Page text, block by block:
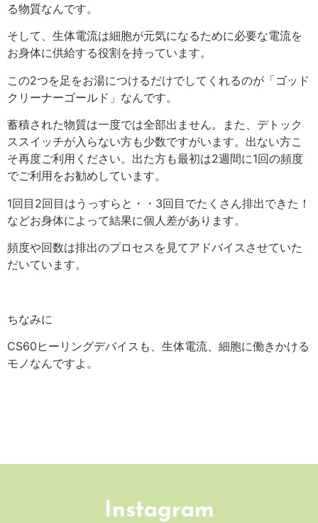
る物質なんです。
そして、生体電流は細胞が元気になるために必要な電流を
お身体に供給する役割を持っています。
この2つを足をお湯につけるだけでしてくれるのが「ゴッド
クリーナーゴールド」なんです。
蓄積された物質は一度では全部出ません。また、デトック
ススイッチが入らない方も少数ですがいます。出ない方こ
そ再度ご利用ください。出た方も最初は2週間に1回の頻度
でご利用をお勧めしています。
1回目2回目はうっすらと・・3回目でたくさん排出できた！
などお身体によって結果に個人差があります。
頻度や回数は排出のプロセスを見てアドバイスさせていた
だいています。
ちなみに
CS60ヒーリングデバイスも、生体電流、細胞に働きかける
モノなんですよ。
Instagram